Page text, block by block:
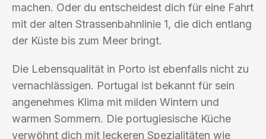
machen. Oder du entscheidest dich für eine Fahrt
mit der alten Strassenbahnlinie 1, die dich entlang
der Küste bis zum Meer bringt.
Die Lebensqualität in Porto ist ebenfalls nicht zu
vernachlässigen. Portugal ist bekannt für sein
angenehmes Klima mit milden Wintern und
warmen Sommern. Die portugiesische Küche
verwöhnt dich mit leckeren Spezialitäten wie